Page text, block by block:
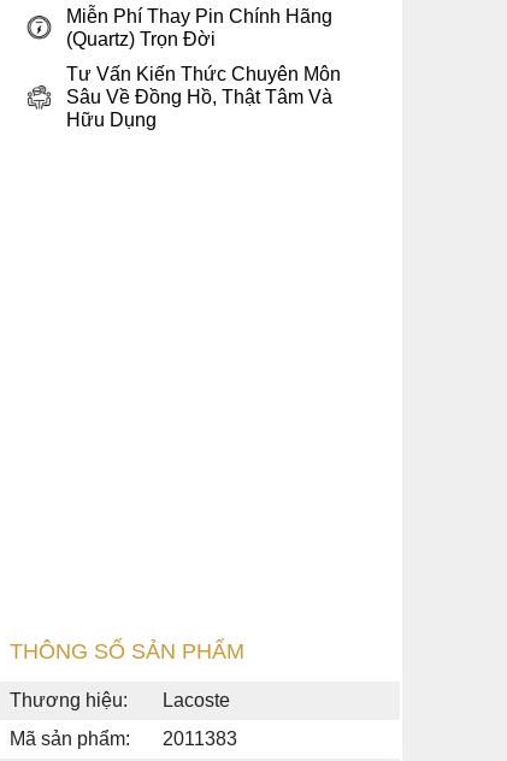
Miễn Phí Thay Pin Chính Hãng
(Quartz) Trọn Đời
Tư Vấn Kiến Thức Chuyên Môn
Sâu Về Đồng Hồ, Thật Tâm Và
Hữu Dụng
THÔNG SỐ SẢN PHẨM
Thương hiệu:
Lacoste
Mã sản phẩm:
2011383